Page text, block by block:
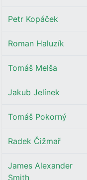
Petr Kopáček
Roman Haluzík
Tomáš Melša
Jakub Jelínek
Tomáš Pokorný
Radek Čižmař
James Alexander
Smith